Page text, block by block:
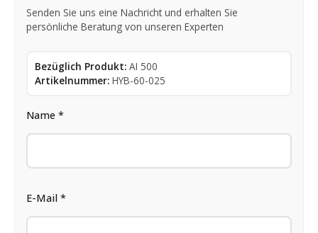
Senden Sie uns eine Nachricht und erhalten Sie
persönliche Beratung von unseren Experten
Bezüglich Produkt: AI 500
Artikelnummer: HYB-60-025
Name *
E-Mail *